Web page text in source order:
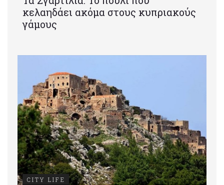
κελαηδάει ακόμα στους κυπριακούς
γάμους
CITY LIFE